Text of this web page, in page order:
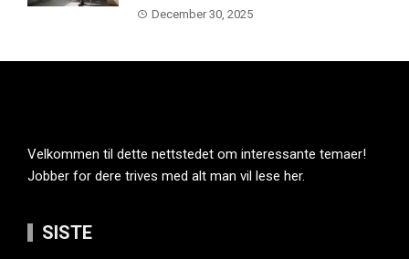
December 30, 2025
Velkommen til dette nettstedet om interessante temaer!
Jobber for dere trives med alt man vil lese her.
SISTE